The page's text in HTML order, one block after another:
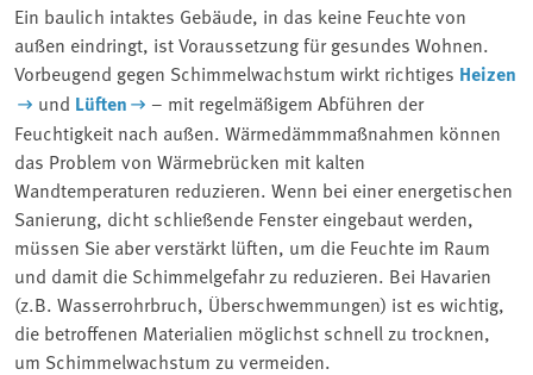
Ein baulich intaktes Gebäude, in das keine Feuchte von
außen eindringt, ist Voraussetzung für gesundes Wohnen.
Vorbeugend gegen Schimmelwachstum wirkt richtiges Heizen
und Lüften
– mit regelmäßigem Abführen der
Feuchtigkeit nach außen. Wärmedämmmaßnahmen können
das Problem von Wärmebrücken mit kalten
Wandtemperaturen reduzieren. Wenn bei einer energetischen
Sanierung, dicht schließende Fenster eingebaut werden,
müssen Sie aber verstärkt lüften, um die Feuchte im Raum
und damit die Schimmelgefahr zu reduzieren. Bei Havarien
(z.B. Wasserrohrbruch, Überschwemmungen) ist es wichtig,
die betroffenen Materialien möglichst schnell zu trocknen,
um Schimmelwachstum zu vermeiden.